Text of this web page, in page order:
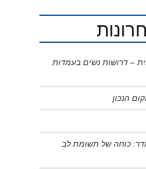
– דרושות נשים בעמדות
הנכון
כוחה של תשומת לב